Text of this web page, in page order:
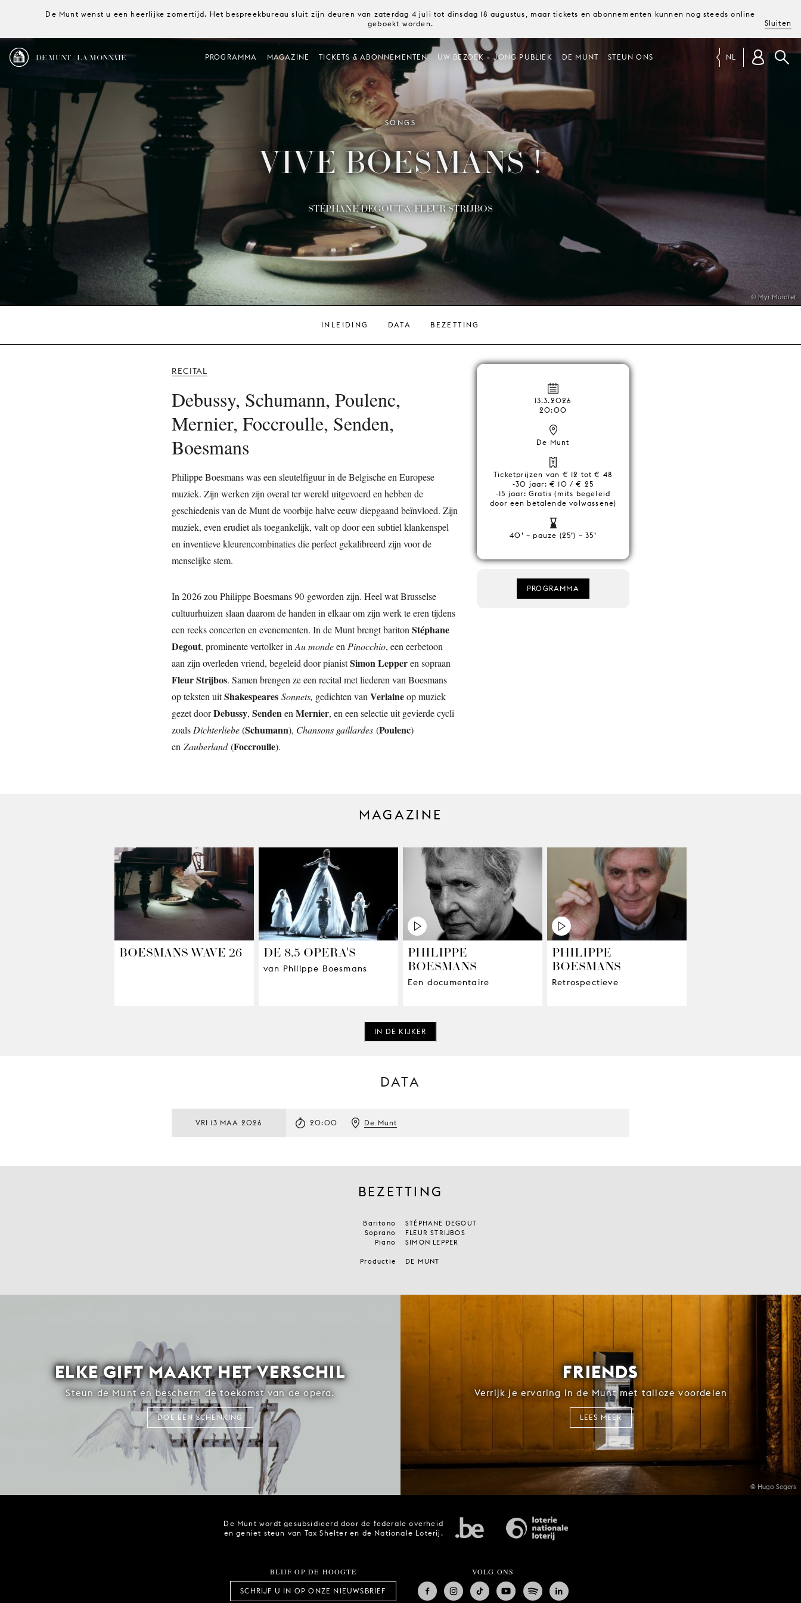
De Munt wenst u een heerlijke zomertijd. Het bespreekbureau sluit zijn deuren van zaterdag 4 juli tot dinsdag 18 augustus, maar tickets en abonnementen kunnen nog steeds online
geboekt worden.
Sluiten
DE MUNT / LA MONNAIE PROGRAMMA MAGAZINE TICKETS & ABONNEMENTEN UW BEZOEK JONG PUBLIEK DE MUNT STEUN ONS NL
© Myr Muratet
SONGS
VIVE BOESMANS !
STÉPHANE DEGOUT & FLEUR STRIJBOS
INLEIDING DATA BEZETTING
RECITAL
Debussy, Schumann, Poulenc,
Mernier, Foccroulle, Senden,
Boesmans
Philippe Boesmans was een sleutelfiguur in de Belgische en Europese
muziek. Zijn werken zijn overal ter wereld uitgevoerd en hebben de
geschiedenis van de Munt de voorbije halve eeuw diepgaand beïnvloed. Zijn
muziek, even erudiet als toegankelijk, valt op door een subtiel klankenspel
en inventieve kleurencombinaties die perfect gekalibreerd zijn voor de
menselijke stem.
In 2026 zou Philippe Boesmans 90 geworden zijn. Heel wat Brusselse
cultuurhuizen slaan daarom de handen in elkaar om zijn werk te eren tijdens
een reeks concerten en evenementen. In de Munt brengt bariton Stéphane
Degout, prominente vertolker in Au mondeen Pinocchio, een eerbetoon
aan zijn overleden vriend, begeleid door pianistSimon Lepperen sopraan
Fleur Strijbos. Samen brengen ze een recital met liederen van Boesmans
op teksten uitShakespeares Sonnets, gedichten van Verlaineop muziek
gezet doorDebussy, Sendenen Mernier, en een selectie uit gevierde cycli
zoals Dichterliebe(Schumann), Chansons gaillardes (Poulenc)
en Zauberland(Foccroulle).
13.3.2026
20:00
De Munt
Ticketprijzen van € 12 tot € 48
-30 jaar: € 10 / € 25
-15 jaar: Gratis (mits begeleid
door een betalende volwassene)
40’ – pauze (25’) – 35’
PROGRAMMA
MAGAZINE
BOESMANS WAVE 26 DE 8,5 OPERA'S
van Philippe Boesmans
PHILIPPE
BOESMANS
Een documentaire
PHILIPPE
BOESMANS
Retrospectieve
IN DE KIJKER
DATA
VRI 13 MAA 2026 20:00 De Munt
BEZETTING
Baritono
STÉPHANE DEGOUT
Soprano
Piano
FLEUR STRIJBOS
SIMON LEPPER
Productie DE MUNT
ELKE GIFT MAAKT HET VERSCHIL
Steun de Munt en bescherm de toekomst van de opera.
DOE EEN SCHENKING
© Hugo Segers
FRIENDS
Verrijk je ervaring in de Munt met talloze voordelen
LEES MEER
De Munt wordt gesubsidieerd door de federale overheid
en geniet steun van Tax Shelter en de Nationale Loterij.
BLIJF OP DE HOOGTE
SCHRIJF U IN OP ONZE NIEUWSBRIEF
VOLG ONS